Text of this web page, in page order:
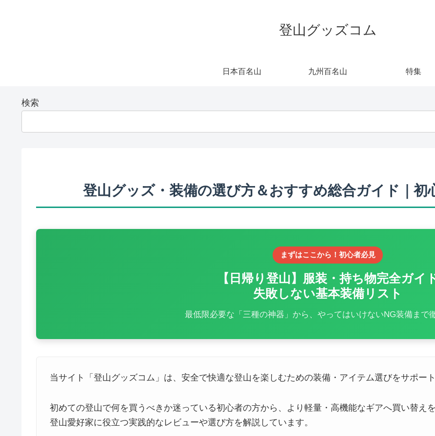
登山グッズコム
日本百名山 九州百名山 特集
検索
登山グッズ・装備の選び方＆おすすめ総合ガイド｜初
まずはここから！初心者必見
【日帰り登山】服装・持ち物完全ガイ
失敗しない基本装備リスト
最低限必要な「三種の神器」から、やってはいけないNG装備まで
当サイト「登山グッズコム」は、安全で快適な登山を楽しむための装備・アイテム選びをサポー
初めての登山で何を買うべきか迷っている初心者の方から、より軽量・高機能なギアへ買い替え
登山愛好家に役立つ実践的なレビューや選び方を解説しています。